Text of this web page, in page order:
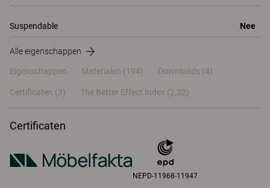
Suspendable Nee
Alle eigenschappen
Eigenschappen Materialen (194) Downloads (4)
Certificaten (3) The Better Effect Index (2,32)
Certificaten
NEPD-11968-11947